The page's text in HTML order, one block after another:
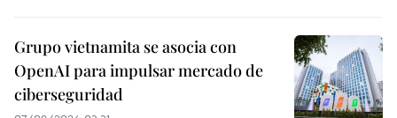
Grupo vietnamita se asocia con
OpenAI para impulsar mercado de
ciberseguridad